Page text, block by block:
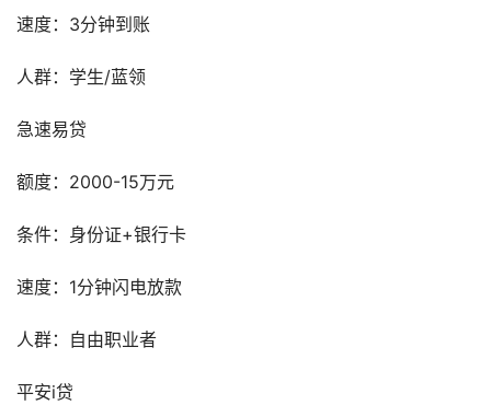
速度：3分钟到账
人群：学生/蓝领
急速易贷
额度：2000-15万元
条件：身份证+银行卡
速度：1分钟闪电放款
人群：自由职业者
平安i贷